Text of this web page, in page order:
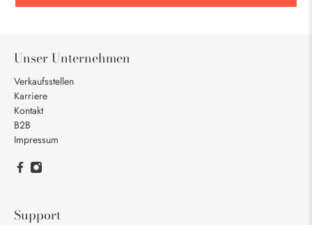
Unser Unternehmen
Verkaufsstellen
Karriere
Kontakt
B2B
Impressum
Support